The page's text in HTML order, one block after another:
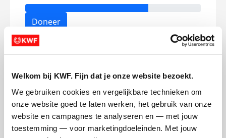
Welkom bij KWF. Fijn dat je onze website bezoekt.
We gebruiken cookies en vergelijkbare technieken om
onze website goed te laten werken, het gebruik van onze
website en campagnes te analyseren en — met jouw
toestemming — voor marketingdoeleinden. Met jouw
Doneer
Karin's badges